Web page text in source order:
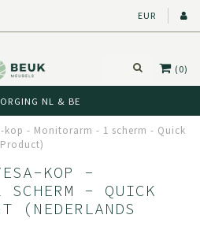
EUR
(0)
NL & BE
kop - Monitorarm - 1 scherm - Quick
KOP -
SCHERM - QUICK
(NEDERLANDS